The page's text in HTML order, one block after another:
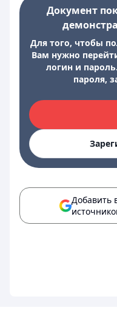
Документ
Для того, чтобы
Вам нужно
логин и
пароля,
Добавить